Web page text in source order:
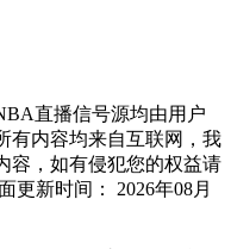
直播信号源均由用户
有内容均来自互联网，我
容，如有侵犯您的权益请
更新时间： 2026年08月